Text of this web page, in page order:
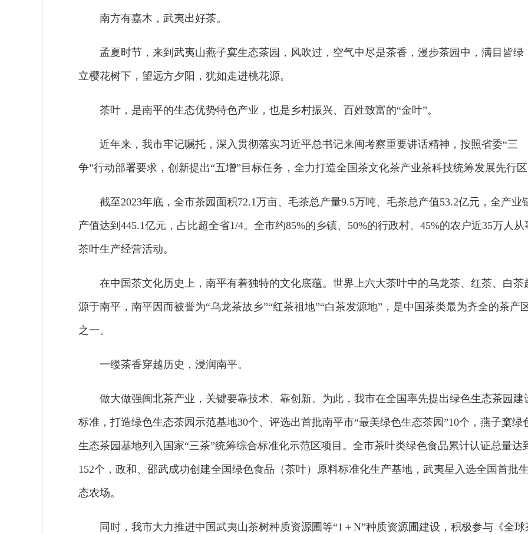
南方有嘉木，武夷出好茶。
孟夏时节，来到武夷山燕子窠生态茶园，风吹过，空气中尽是茶香，漫步茶园中，满目皆绿
立樱花树下，望远方夕阳，犹如走进桃花源。
茶叶，是南平的生态优势特色产业，也是乡村振兴、百姓致富的“金叶”。
近年来，我市牢记嘱托，深入贯彻落实习近平总书记来闽考察重要讲话精神，按照省委“三
争”行动部署要求，创新提出“五增”目标任务，全力打造全国茶文化茶产业茶科技统筹发展先行区
截至2023年底，全市茶园面积72.1万亩、毛茶总产量9.5万吨、毛茶总产值53.2亿元，全产业
产值达到445.1亿元，占比超全省1/4。全市约85%的乡镇、50%的行政村、45%的农户近35万人从
茶叶生产经营活动。
在中国茶文化历史上，南平有着独特的文化底蕴。世界上六大茶叶中的乌龙茶、红茶、白茶
源于南平，南平因而被誉为“乌龙茶故乡”“红茶祖地”“白茶发源地”，是中国茶类最为齐全的茶产
之一。
一缕茶香穿越历史，浸润南平。
做大做强闽北茶产业，关键要靠技术、靠创新。为此，我市在全国率先提出绿色生态茶园建
标准，打造绿色生态茶园示范基地30个、评选出首批南平市“最美绿色生态茶园”10个，燕子窠绿
生态茶园基地列入国家“三茶”统筹综合标准化示范区项目。全市茶叶类绿色食品累计认证总量达
152个，政和、邵武成功创建全国绿色食品（茶叶）原料标准化生产基地，武夷星入选全国首批生
态农场。
同时，我市大力推进中国武夷山茶树种质资源圃等“1＋N”种质资源圃建设，积极参与《全球